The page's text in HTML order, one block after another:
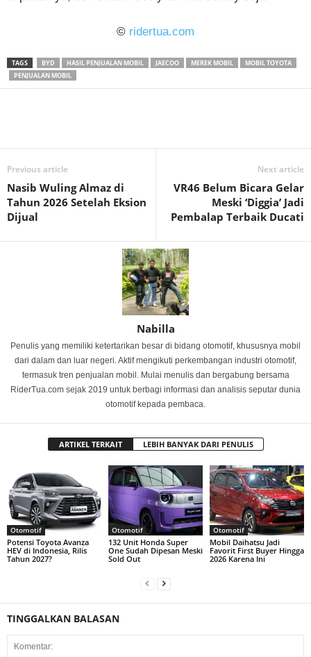
© ridertua.com
TAGS BYD HASIL PENJUALAN MOBIL JAECOO MEREK MOBIL
MOBIL TOYOTA
PENJUALAN MOBIL
Previous article
Nasib Wuling Almaz di
Tahun 2026 Setelah Eksion
Dijual
Next article
VR46 Belum Bicara Gelar
Meski ‘Diggia’ Jadi
Pembalap Terbaik Ducati
Nabilla
Penulis yang memiliki ketertarikan besar di bidang otomotif, khususnya mobil
dari dalam dan luar negeri. Aktif mengikuti perkembangan industri otomotif,
termasuk tren penjualan mobil. Mulai menulis dan bergabung bersama
RiderTua.com sejak 2019 untuk berbagi informasi dan analisis seputar dunia
otomotif kepada pembaca.
ARTIKEL TERKAIT LEBIH BANYAK DARI PENULIS
Otomotif
Potensi Toyota Avanza
HEV di Indonesia, Rilis
Tahun 2027?
Otomotif
132 Unit Honda Super
One Sudah Dipesan Meski
Sold Out
Otomotif
Mobil Daihatsu Jadi
Favorit First Buyer Hingga
2026 Karena Ini
TINGGALKAN BALASAN